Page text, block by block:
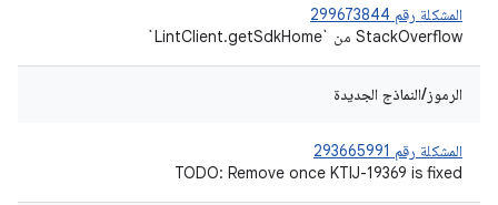
المشكلة رقم 299673844
StackOverflow من `LintClient.getSdkHome`
الرموز/النماذج الجديدة
المشكلة رقم 293665991
TODO: Remove once KTIJ-19369 is fixed